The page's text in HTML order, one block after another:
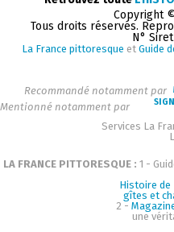
Copyright
Tous droits réservés.
N°
La France pittoresque et Guide
Recommandé notamment par
Mentionné notamment par
Services La
LA FRANCE PITTORESQUE : 1 -
Histoire de
gîtes et
2 -
une